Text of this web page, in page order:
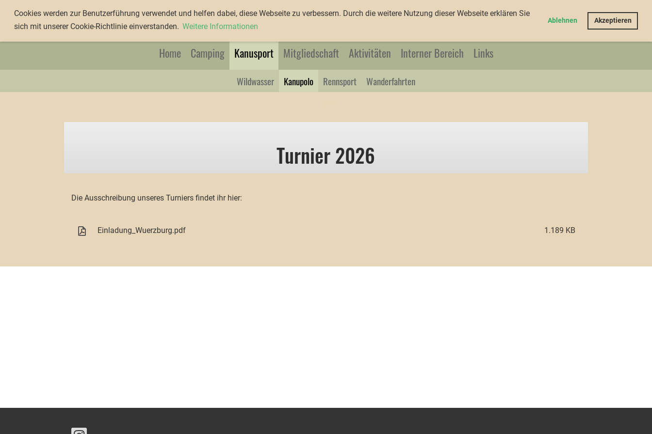
Cookies werden zur Benutzerführung verwendet und helfen dabei, diese Webseite zu verbessern. Durch die weitere Nutzung dieser Webseite erklären Sie
sich mit unserer Cookie-Richtlinie einverstanden. Weitere Informationen
Ablehnen Akzeptieren
Kanu-Club Würzburg e.V. Login
Home Camping Kanusport Mitgliedschaft Aktivitäten Interner Bereich Links
Wildwasser Kanupolo Rennsport Wanderfahrten
Turnier 2026
Die Ausschreibung unseres Turniers findet ihr hier:
Einladung_Wuerzburg.pdf 1.189 KB